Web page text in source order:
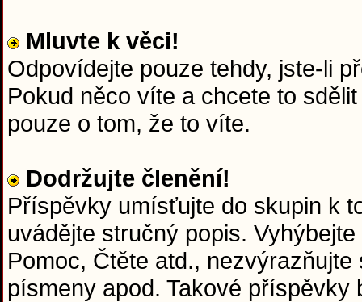
Mluvte k věci!
Odpovídejte pouze tehdy, jste-li
Pokud něco víte a chcete to
pouze o tom, že to víte.
Dodržujte členění!
Příspěvky umísťujte do skupin k
uvádějte stručný popis.
Pomoc, Čtěte atd.,
písmeny apod. Takové příspěvky